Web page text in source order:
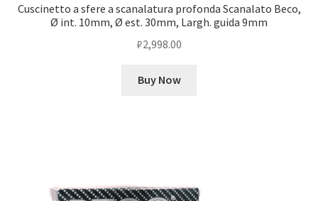
Cuscinetto a sfere a scanalatura profonda Scanalato Beco,
Ø int. 10mm, Ø est. 30mm, Largh. guida 9mm
₽2,998.00
Buy Now